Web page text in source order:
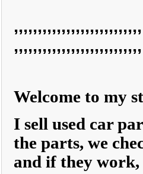
Welcome to my
I sell used car
the parts, we
and if they work,